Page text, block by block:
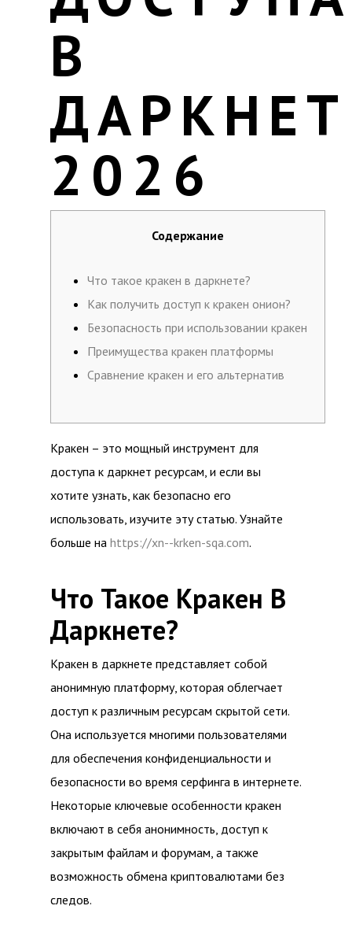
В
ДАРКНЕТ
2026
Содержание
Что такое кракен в даркнете?
Как получить доступ к кракен онион?
Безопасность при использовании кракен
Преимущества кракен платформы
Сравнение кракен и его альтернатив
Кракен – это мощный инструмент для
доступа к даркнет ресурсам, и если вы
хотите узнать, как безопасно его
использовать, изучите эту статью. Узнайте
больше на https://xn--krken-sqa.com.
Что Такое Кракен В
Даркнете?
Кракен в даркнете представляет собой
анонимную платформу, которая облегчает
доступ к различным ресурсам скрытой сети.
Она используется многими пользователями
для обеспечения конфиденциальности и
безопасности во время серфинга в интернете.
Некоторые ключевые особенности кракен
включают в себя анонимность, доступ к
закрытым файлам и форумам, а также
возможность обмена криптовалютами без
следов.